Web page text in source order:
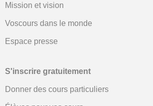
Mission et vision
Voscours dans le monde
Espace presse
S'inscrire gratuitement
Donner des cours particuliers